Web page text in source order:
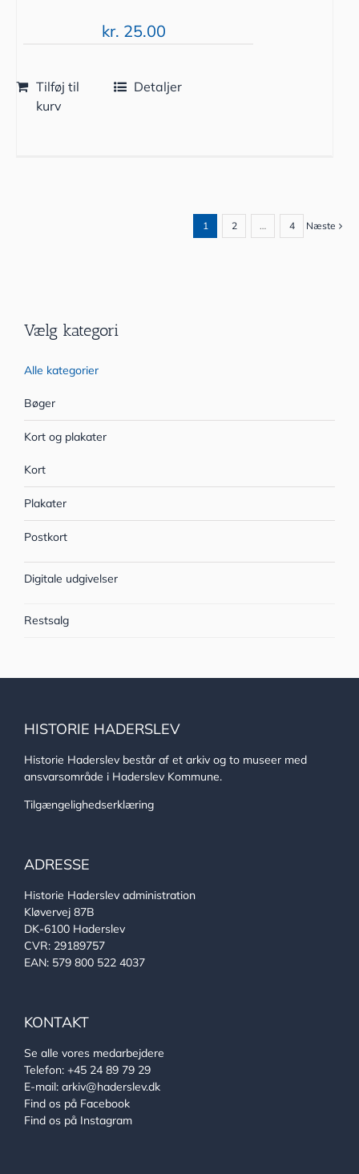
kr. 25.00
Tilføj til
kurv
Detaljer
1 2 … 4 Næste
Vælg kategori
Alle kategorier
Bøger
Kort og plakater
Kort
Plakater
Postkort
Digitale udgivelser
Restsalg
HISTORIE HADERSLEV
Historie Haderslev består af et arkiv og to museer med
ansvarsområde i Haderslev Kommune.
Tilgængelighedserklæring
ADRESSE
Historie Haderslev administration
Kløvervej 87B
DK-6100 Haderslev
CVR: 29189757
EAN: 579 800 522 4037
KONTAKT
Se alle vores medarbejdere
Telefon: +45 24 89 79 29
E-mail: arkiv@haderslev.dk
Find os på Facebook
Find os på Instagram